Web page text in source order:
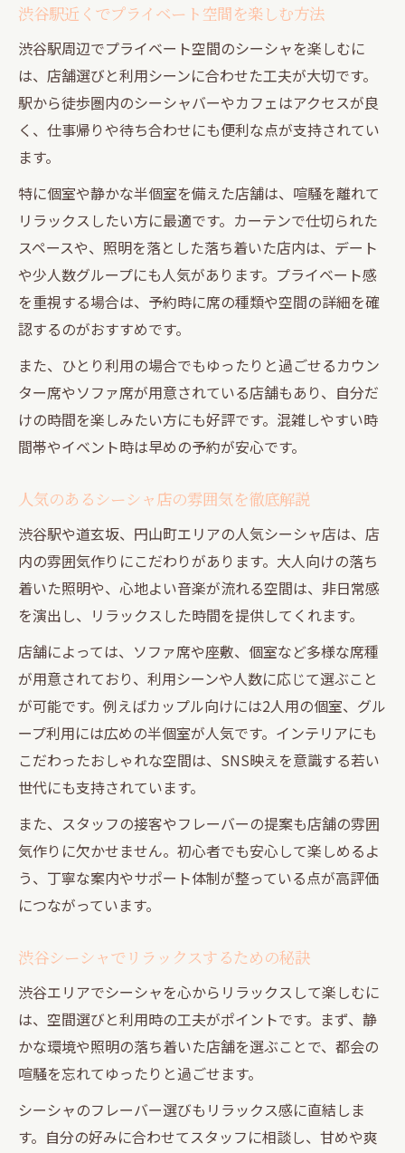
プライベート空間が魅力の円山町シーシャ
個室利用で叶う特別なシーシャ時間の楽し
み
ひとりでも安心して楽しめる渋谷シーシャの実
力
渋谷シーシャでリラックスできる空間の選
び方
ひとり時間を満喫する人気シーシャ店の魅
力
プライベート空間ならではの落ち着き体験
ひとり利用とグループ利用の違いを解説
人気上昇中のプライベート系シーシャ空間比較
渋谷シーシャのプライベート空間を徹底比
較
人気シーシャ店の個室・半個室の特徴解説
空間ごとのシーシャ体験の違いと選び方
比較して分かる自分に合うシーシャの選び
渋谷駅近くでプライベート空間を楽しむ方法
渋谷駅周辺でプライベート空間のシーシャを楽しむに
は、店舗選びと利用シーンに合わせた工夫が大切です。
駅から徒歩圏内のシーシャバーやカフェはアクセスが良
く、仕事帰りや待ち合わせにも便利な点が支持されてい
ます。
特に個室や静かな半個室を備えた店舗は、喧騒を離れて
リラックスしたい方に最適です。カーテンで仕切られた
スペースや、照明を落とした落ち着いた店内は、デート
や少人数グループにも人気があります。プライベート感
を重視する場合は、予約時に席の種類や空間の詳細を確
認するのがおすすめです。
また、ひとり利用の場合でもゆったりと過ごせるカウン
ター席やソファ席が用意されている店舗もあり、自分だ
けの時間を楽しみたい方にも好評です。混雑しやすい時
間帯やイベント時は早めの予約が安心です。
人気のあるシーシャ店の雰囲気を徹底解説
渋谷駅や道玄坂、円山町エリアの人気シーシャ店は、店
内の雰囲気作りにこだわりがあります。大人向けの落ち
着いた照明や、心地よい音楽が流れる空間は、非日常感
を演出し、リラックスした時間を提供してくれます。
店舗によっては、ソファ席や座敷、個室など多様な席種
が用意されており、利用シーンや人数に応じて選ぶこと
が可能です。例えばカップル向けには2人用の個室、グル
ープ利用には広めの半個室が人気です。インテリアにも
こだわったおしゃれな空間は、SNS映えを意識する若い
世代にも支持されています。
また、スタッフの接客やフレーバーの提案も店舗の雰囲
気作りに欠かせません。初心者でも安心して楽しめるよ
う、丁寧な案内やサポート体制が整っている点が高評価
につながっています。
渋谷シーシャでリラックスするための秘訣
渋谷エリアでシーシャを心からリラックスして楽しむに
は、空間選びと利用時の工夫がポイントです。まず、静
かな環境や照明の落ち着いた店舗を選ぶことで、都会の
喧騒を忘れてゆったりと過ごせます。
シーシャのフレーバー選びもリラックス感に直結しま
す。自分の好みに合わせてスタッフに相談し、甘めや爽